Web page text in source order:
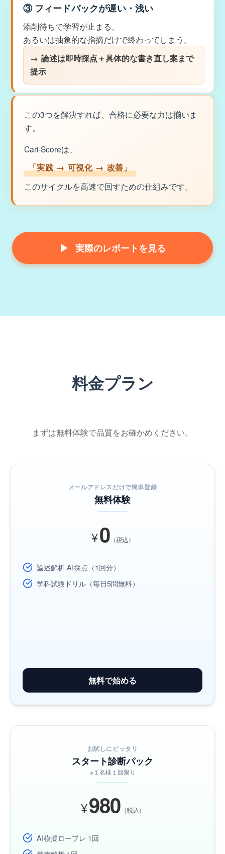
③ フィードバックが遅い・浅い
添削待ちで学習が止まる、
あるいは抽象的な指摘だけで終わってしまう。
論述は即時採点＋具体的な書き直し案まで
提示
この3つを解決すれば、合格に必要な力は揃いま
す。
Cari-Scoreは、
「実践 → 可視化 → 改善」
このサイクルを高速で回すための仕組みです。
▶ 実際のレポートを見る
料金プラン
まずは無料体験で品質をお確かめください。
メールアドレスだけで簡単登録
無料体験
¥0（税込）
論述解析 AI採点（1回分）
学科試験ドリル（毎日5問無料）
無料で始める
お試しにピッタリ
スタート診断パック
※１名様１回限り
¥980（税込）
AI模擬ロープレ 1回